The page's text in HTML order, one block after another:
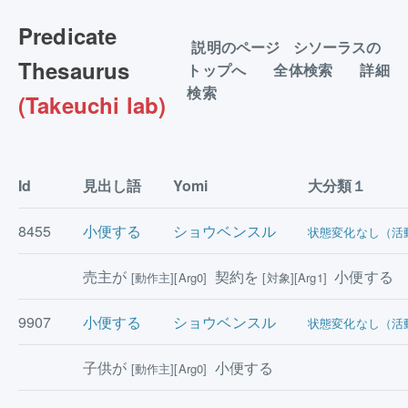
Predicate
Thesaurus
(Takeuchi lab)
説明のページ
シソーラスの
トップへ
全体検索
詳細
検索
Id 見出し語 Yomi 大分類１
8455 小便する ショウベンスル 状態変化なし（活
売主が [動作主][Arg0] 契約を[対象][Arg1] 小便する
9907 小便する ショウベンスル 状態変化なし（活
子供が [動作主][Arg0] 小便する